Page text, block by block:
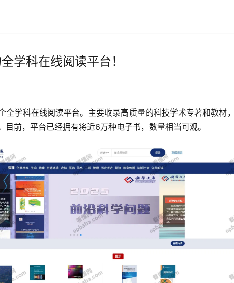
学科在线阅读平台！
全学科在线阅读平台。主要收录高质量的科技学术专著和教材
前，平台已经拥有将近6万种电子书，数量相当可观。